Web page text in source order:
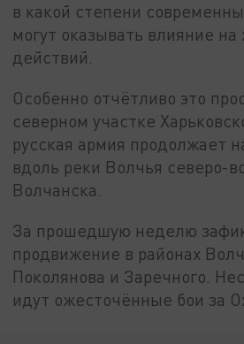
в какой степени
могут оказывать влияние на
действий.
Особенно отчётливо это
северном участке
русская армия продолжает
вдоль реки Волчья северо-
Волчанска.
За прошедшую неделю
продвижение в районах
Поколянова и Заречного.
идут ожесточённые бои за